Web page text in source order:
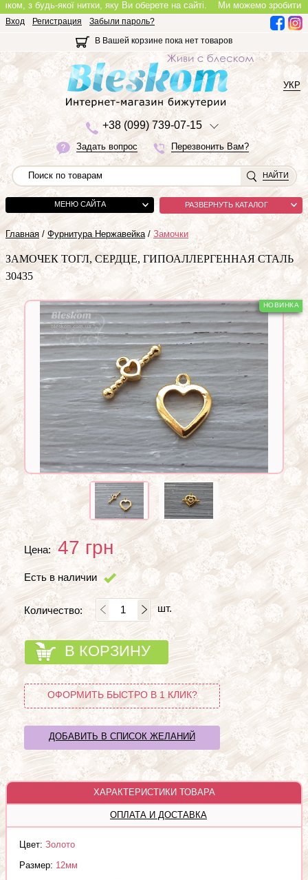
з будь-якої нитки, яку Ви оберете на сайті.Ми можемо зробити
Вход Регистрация
Забыли пароль?
В Вашей корзине пока нет товаров
+38 (099) 739-07-15
Задать вопрос Перезвонить Вам?
УКР
НАЙТИ
МЕНЮ САЙТА РАЗВЕРНУТЬ КАТАЛОГ
Главная / Фурнитура Нержавейка / Замочки
ЗАМОЧЕК ТОГЛ, СЕРДЦЕ, ГИПОАЛЛЕРГЕННАЯ СТАЛЬ
30435
Цена: 47грн
Есть в наличии
Количество: шт.
В КОРЗИНУ
ОФОРМИТЬ БЫСТРО В 1 КЛИК?
ДОБАВИТЬ В СПИСОК ЖЕЛАНИЙ
ХАРАКТЕРИСТИКИ ТОВАРА
ОПЛАТА И ДОСТАВКА
Цвет: Золото
Размер: 12мм